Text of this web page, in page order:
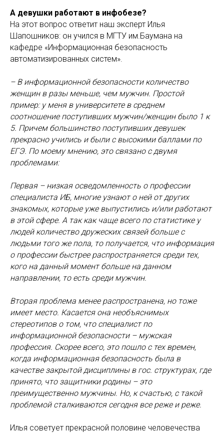
А девушки работают в инфобезе?
На этот вопрос ответит наш эксперт Илья
Шапошников: он учился в МГТУ им.Баумана на
кафедре «Информационная безопасность
автоматизированных систем».
– В информационной безопасности количество
женщин в разы меньше, чем мужчин. Простой
пример: у меня в университете в среднем
соотношение поступивших мужчин/женщин было 1 к
5. Причем большинство поступивших девушек
прекрасно учились и были с высокими баллами по
ЕГЭ. По моему мнению, это связано с двумя
проблемами:
Первая – низкая осведомленность о профессии
специалиста ИБ, многие узнают о ней от других
знакомых, которые уже выпустились и/или работают
в этой сфере. А так как чаще всего по статистике у
людей количество дружеских связей больше с
людьми того же пола, то получается, что информация
о профессии быстрее распространяется среди тех,
кого на данный момент больше на данном
направлении, то есть среди мужчин.
Вторая проблема менее распространена, но тоже
имеет место. Касается она необъяснимых
стереотипов о том, что специалист по
информационной безопасности – мужская
профессия. Скорее всего, это пошло с тех времен,
когда информационная безопасность была в
качестве закрытой дисциплины в гос. структурах, где
принято, что защитники родины – это
преимущественно мужчины. Но, к счастью, с такой
проблемой сталкиваются сегодня все реже и реже.
Илья советует прекрасной половине человечества